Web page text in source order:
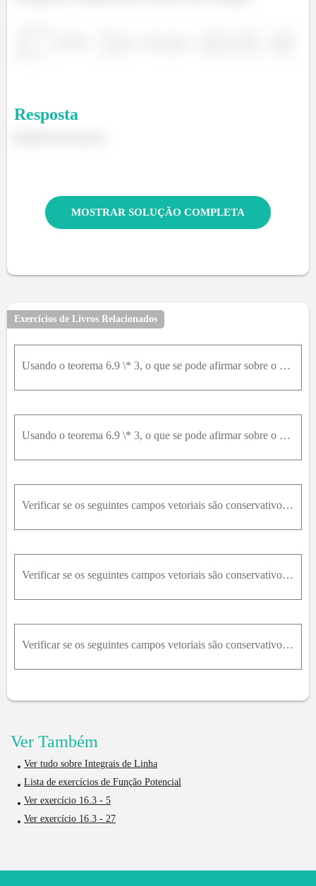
Resposta
MOSTRAR SOLUÇÃO COMPLETA
Exercícios de Livros Relacionados
Usando o teorema 6.9 \* 3, o que se pode afirmar sobre o campo vetorial dado?d) f(x, y, z) = (x / (x^2 + y^2 + z^2)^(3/2), y / (x^2 + y^2 + z^2)^(3/2), z / (x^2 + y^2 + z^2)^(3/2)) em D = {(x, y, z) 0
Usando o teorema 6.9 \* 3, o que se pode afirmar sobre o campo vetorial dado?c) f(x, y) = (x / (x^2 + y^2)^(3/2), y / (x^2 + y^2)^(3/2)) em D = {(x, y)| x^2 + y^21}
Verificar se os seguintes campos vetoriais são conservativos em algum domínio. Em caso afirmativo encontrar uma função potencial.b) f = (1 + y sen x)i + (1 - cos x)j
Verificar se os seguintes campos vetoriais são conservativos em algum domínio. Em caso afirmativo encontrar uma função potencial.c) f = ln(xy)i + ln(yz)j + ln(zx)k
Verificar se os seguintes campos vetoriais são conservativos em algum domínio. Em caso afirmativo encontrar uma função potencial.a) f = 2xi + 5yzj + x^2y^2z^2k
Ver Também
Ver tudo sobre Integrais de Linha
Lista de exercícios de Função Potencial
Ver exercício 16.3 - 5
Ver exercício 16.3 - 27